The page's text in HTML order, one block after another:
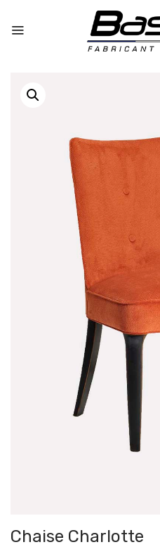
Chaise Charlotte